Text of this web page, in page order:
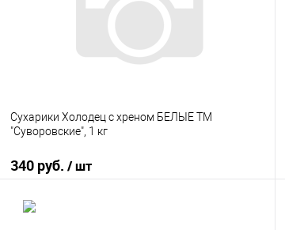
Сухарики Холодец с хреном БЕЛЫЕ ТМ
"Суворовские", 1 кг
340 руб. / шт